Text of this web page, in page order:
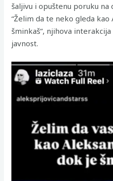
šaljivu i opuštenu poruku na
“Želim da te neko gleda kao
šminkaš”, njihova
javnost.